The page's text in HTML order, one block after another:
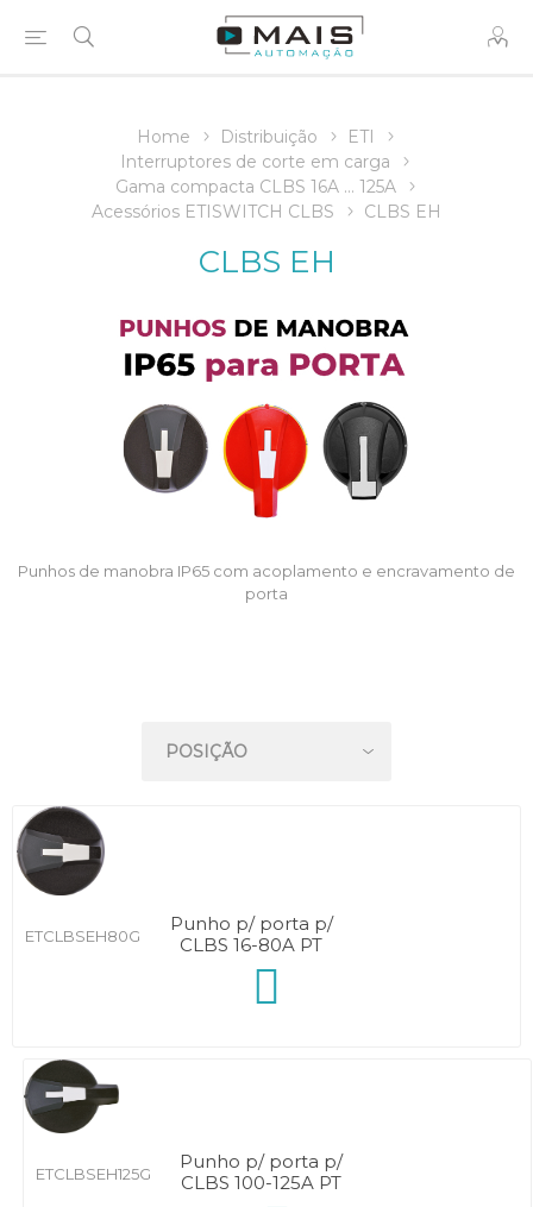
Home Distribuição
ETI
Interruptores de corte em carga
Gama compacta CLBS 16A ... 125A
Acessórios ETISWITCH CLBS
CLBS EH
CLBS EH
Punhos de manobra IP65 com acoplamento e encravamento de
porta
ETCLBSEH80G
Punho p/ porta p/
CLBS 16-80A PT
ETCLBSEH125G
Punho p/ porta p/
CLBS 100-125A PT